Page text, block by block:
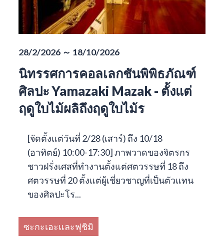
28/2/2026 ～ 18/10/2026
นิทรรศการคอลเลกชันพิพิธภัณฑ์
ศิลปะ Yamazaki Mazak - ตั้งแต่
ฤดูใบไม้ผลิถึงฤดูใบไม้ร
[จัดตั้งแต่วันที่ 2/28 (เสาร์) ถึง 10/18
(อาทิตย์) 10:00-17:30] ภาพวาดของจิตรกร
ชาวฝรั่งเศสที่ทำงานตั้งแต่ศตวรรษที่ 18 ถึง
ศตวรรษที่ 20 ตั้งแต่ผู้เชี่ยวชาญที่เป็นตัวแทน
ของศิลปะโร...
ซะกะเอะและฟุชิมิ